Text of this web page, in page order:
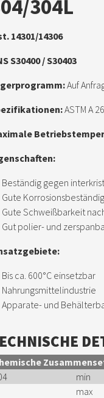
304L
14301/14306
S30400 / S30403
Auf
ASTM A
Beständig gegen
Gute
Gute Schweißbarkeit
Gut polier- und
Bis ca. 600°C einsetzbar
Nahrungsmittelindustrie
Apparate- und
min
max